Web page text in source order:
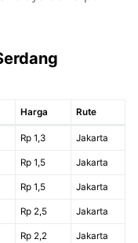
Harga Rute
Rp 1,3 Jakarta
Rp 1,5 Jakarta
Rp 1,5 Jakarta
Rp 2,5 Jakarta
Rp 2,2 Jakarta